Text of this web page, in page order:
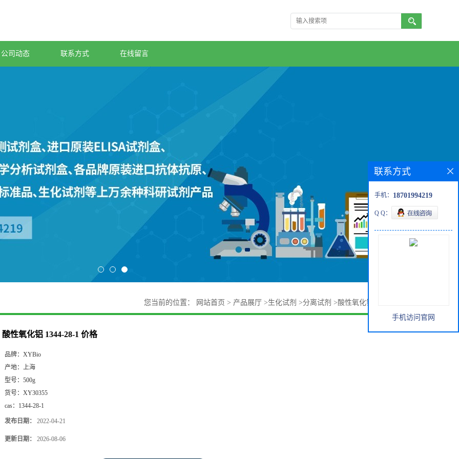
公司动态 联系方式 在线留言
您当前的位置： 网站首页 > 产品展厅 >生化试剂 >分离试剂 >酸性氧化铝 1344-28-1 价格
酸性氧化铝 1344-28-1 价格
品牌： XYBio
产地： 上海
型号： 500g
货号： XY30355
cas： 1344-28-1
发布日期： 2022-04-21
更新日期： 2026-08-06
联系方式
手机： 18701994219
Q Q：
手机访问官网